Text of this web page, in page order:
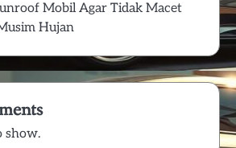
Mobil Agar Tidak Macet
Hujan
show.